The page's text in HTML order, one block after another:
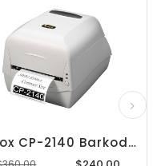
Argox CP-2140 Barkod Yazıcı